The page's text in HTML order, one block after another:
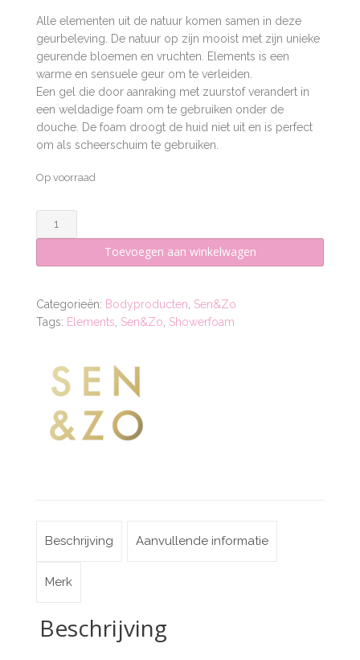
Alle elementen uit de natuur komen samen in deze
geurbeleving. De natuur op zijn mooist met zijn unieke
geurende bloemen en vruchten. Elements is een
warme en sensuele geur om te verleiden.
Een gel die door aanraking met zuurstof verandert in
een weldadige foam om te gebruiken onder de
douche. De foam droogt de huid niet uit en is perfect
om als scheerschuim te gebruiken.
Op voorraad
Showerfoam
-
Toevoegen aan winkelwagen
Categorieën: Bodyproducten Sen&Zo
Tags: Elements Sen&Zo Showerfoam
Beschrijving Aanvullende informatie
Merk
Beschrijving